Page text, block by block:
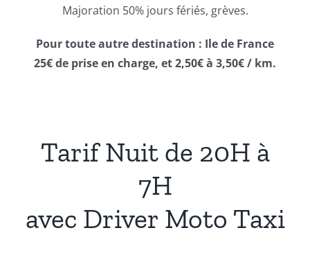
Majoration 50% jours fériés, grèves.
Pour toute autre destination : Ile de France
25€ de prise en charge, et 2,50€ à 3,50€ / km.
Tarif Nuit de 20H à
7H
avec Driver Moto Taxi